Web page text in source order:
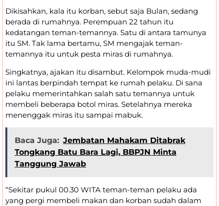
Dikisahkan, kala itu korban, sebut saja Bulan, sedang
berada di rumahnya. Perempuan 22 tahun itu
kedatangan teman-temannya. Satu di antara tamunya
itu SM. Tak lama bertamu, SM mengajak teman-
temannya itu untuk pesta miras di rumahnya.
Singkatnya, ajakan itu disambut. Kelompok muda-mudi
ini lantas berpindah tempat ke rumah pelaku. Di sana
pelaku memerintahkan salah satu temannya untuk
membeli beberapa botol miras. Setelahnya mereka
menenggak miras itu sampai mabuk.
Baca Juga: Jembatan Mahakam Ditabrak
Tongkang Batu Bara Lagi, BBPJN Minta
Tanggung Jawab
“Sekitar pukul 00.30 WITA teman-teman pelaku ada
yang pergi membeli makan dan korban sudah dalam